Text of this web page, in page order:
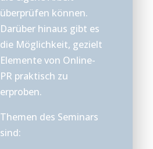
überprüfen können.
Darüber hinaus gibt es
die Möglichkeit, gezielt
Elemente von Online-
PR praktisch zu
erproben.
Themen des Seminars
sind: